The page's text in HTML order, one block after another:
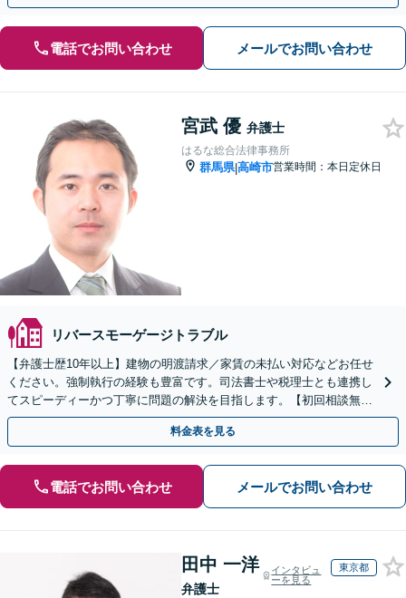
電話でお問い合わせ メールでお問い合わせ
宮武 優 弁護士
はるな総合法律事務所
群馬県|高崎市営業時間：本日定休日
リバースモーゲージトラブル
【弁護士歴10年以上】建物の明渡請求／家賃の未払い対応などお任せ
ください。強制執行の経験も豊富です。司法書士や税理士とも連携し
てスピーディーかつ丁寧に問題の解決を目指します。【初回相談無
料】【電話相談可】
料金表を見る
電話でお問い合わせ メールでお問い合わせ
田中 一洋
弁護士
インタビュ
ーを見る
東京都